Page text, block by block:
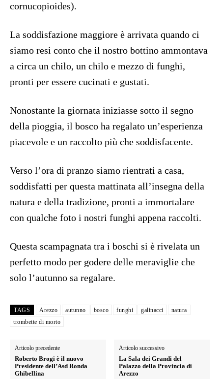
cornucopioides).
La soddisfazione maggiore è arrivata quando ci
siamo resi conto che il nostro bottino ammontava
a circa un chilo, un chilo e mezzo di funghi,
pronti per essere cucinati e gustati.
Nonostante la giornata iniziasse sotto il segno
della pioggia, il bosco ha regalato un’esperienza
piacevole e un raccolto più che soddisfacente.
Verso l’ora di pranzo siamo rientrati a casa,
soddisfatti per questa mattinata all’insegna della
natura e della tradizione, pronti a immortalare
con qualche foto i nostri funghi appena raccolti.
Questa scampagnata tra i boschi si è rivelata un
perfetto modo per godere delle meraviglie che
solo l’autunno sa regalare.
TAGS Arezzo autunno bosco funghi galinacci
natura
trombette di morto
Articolo precedente
Roberto Brogi è il nuovo
Presidente dell’Asd Ronda
Ghibellina
Articolo successivo
La Sala dei Grandi del
Palazzo della Provincia di
Arezzo